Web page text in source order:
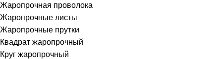
Жаропрочная проволока
Жаропрочные листы
Жаропрочные прутки
Квадрат жаропрочный
Круг жаропрочный